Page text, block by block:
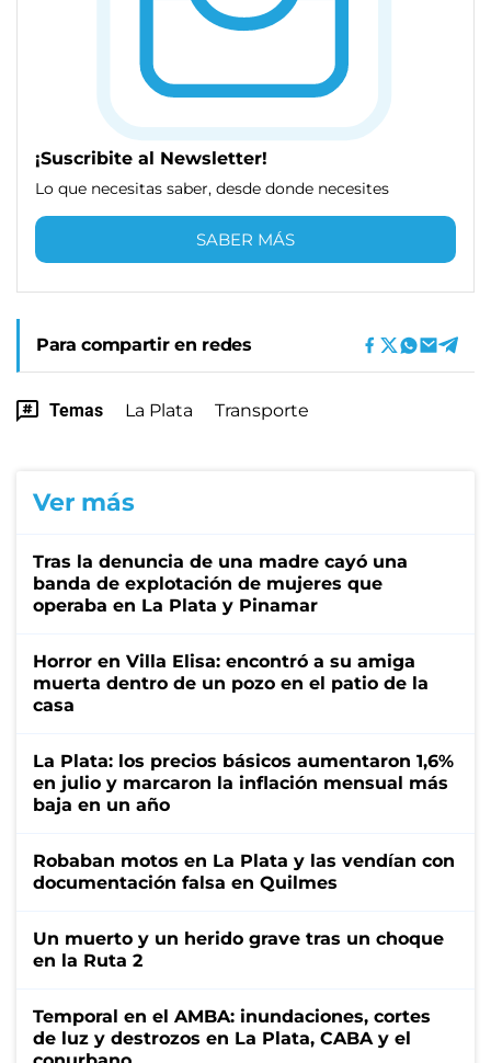
¡Suscribite al Newsletter!
Lo que necesitas saber, desde donde necesites
SABER MÁS
Para compartir en redes
Temas La Plata Transporte
Ver más
Tras la denuncia de una madre cayó una
banda de explotación de mujeres que
operaba en La Plata y Pinamar
Horror en Villa Elisa: encontró a su amiga
muerta dentro de un pozo en el patio de la
casa
La Plata: los precios básicos aumentaron 1,6%
en julio y marcaron la inflación mensual más
baja en un año
Robaban motos en La Plata y las vendían con
documentación falsa en Quilmes
Un muerto y un herido grave tras un choque
en la Ruta 2
Temporal en el AMBA: inundaciones, cortes
de luz y destrozos en La Plata, CABA y el